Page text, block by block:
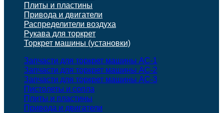
Плиты и пластины
Привода и двигатели
Распределители воздуха
Рукава для торкрет
Торкрет машины (установки)
Запчасти для торкрет машины АС-1
Запчасти для торкрет машины АС-2
Запчасти для торкрет машины АС-3
Пистолеты и сопла
Плиты и пластины
Привода и двигатели